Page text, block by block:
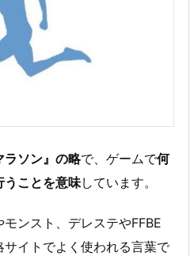
ラソン』の略で、ゲームで何
うことを意味しています。
モンスト、デレステやFFBE
イトでよく使われる言葉で